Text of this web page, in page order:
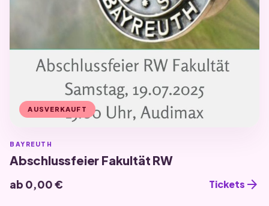
AUSVERKAUFT
BAYREUTH
Abschlussfeier Fakultät RW
ab 0,00 € Tickets arrow_forward